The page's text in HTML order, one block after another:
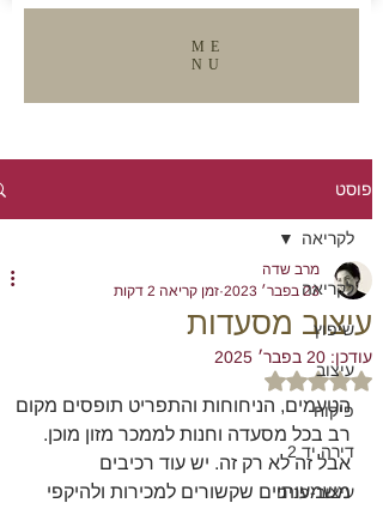
ME
NU
פוסט
לקריאה
שיפוץ
עיצוב
פיקוח
דירה יד 2
עיצוב-פנים
לקריאה
עיצוב מסעדות
מרב שדה
23 בפבר׳ 2023
זמן קריאה 2 דקות
עודכן: 20 בפבר׳ 2025
דירוג של NaN מתוך 5 כוכבים
הטעמים, הניחוחות והתפריט תופסים מקום
רב בכל מסעדה וחנות לממכר מזון מוכן.
אבל זה לא רק זה. יש עוד רכיבים
משמעותיים שקשורים למכירות ולהיקפי